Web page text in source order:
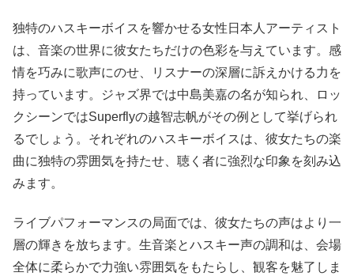
独特のハスキーボイスを響かせる女性日本人アーティスト
は、音楽の世界に彼女たちだけの色彩を与えています。感
情を巧みに歌声にのせ、リスナーの深層に訴えかける力を
持っています。ジャズ界では中島美嘉の名が知られ、ロッ
クシーンではSuperflyの越智志帆がその例として挙げられ
るでしょう。それぞれのハスキーボイスは、彼女たちの楽
曲に独特の雰囲気を持たせ、聴く者に強烈な印象を刻み込
みます。
ライブパフォーマンスの局面では、彼女たちの声はより一
層の輝きを放ちます。生音楽とハスキー声の調和は、会場
全体に柔らかで力強い雰囲気をもたらし、観客を魅了しま